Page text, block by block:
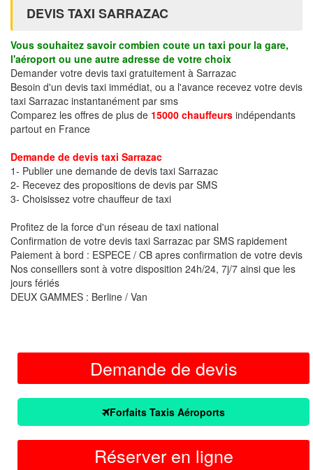
DEVIS TAXI SARRAZAC
Vous souhaitez savoir combien coute un taxi pour la gare,
l'aéroport ou une autre adresse de votre choix
Demander votre devis taxi gratuitement à Sarrazac
Besoin d'un devis taxi immédiat, ou a l'avance recevez votre devis
taxi Sarrazac instantanément par sms
Comparez les offres de plus de 15000 chauffeurs indépendants
partout en France
Demande de devis taxi Sarrazac
1- Publier une demande de devis taxi Sarrazac
2- Recevez des propositions de devis par SMS
3- Choisissez votre chauffeur de taxi
Profitez de la force d'un réseau de taxi national
Confirmation de votre devis taxi Sarrazac par SMS rapidement
Paiement à bord : ESPECE / CB apres confirmation de votre devis
Nos conseillers sont à votre disposition 24h/24, 7j/7 ainsi que les
jours fériés
DEUX GAMMES : Berline / Van
Demande de devis
Forfaits Taxis Aéroports
Réserver en ligne